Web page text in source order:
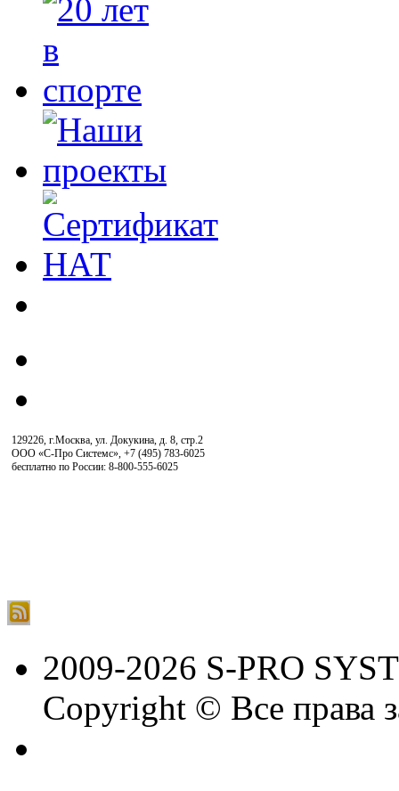
129226, г.Москва, ул. Докукина, д. 8, стр.2
ООО «С-Про Системс», +7 (495) 783-6025
бесплатно по России: 8-800-555-6025
2009-2026 S-PRO
Copyright © Все права